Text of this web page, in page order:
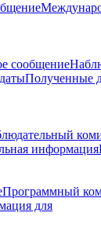
сообщение
Полученные
информация
Программный
для